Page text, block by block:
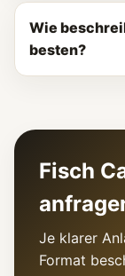
Wie
besten?
Fisch
Je klarer
Format